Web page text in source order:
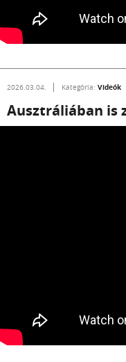
2026.03.04. Kategória: Videók
Ausztráliában is